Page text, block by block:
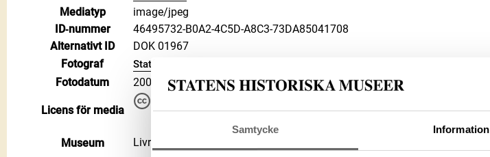
Samtycke Information
Mediatyp
image/jpeg
ID‑nummer
46495732-B0A2-4C5D-A8C3-73DA85041708
Alternativt ID
DOK 01967
Fotograf
Statens historiska museer
Fotodatum 2004
Licens för media
kommersiella, så länge du anger upphovsperson och licensgivare.
Museum Livrustkammaren